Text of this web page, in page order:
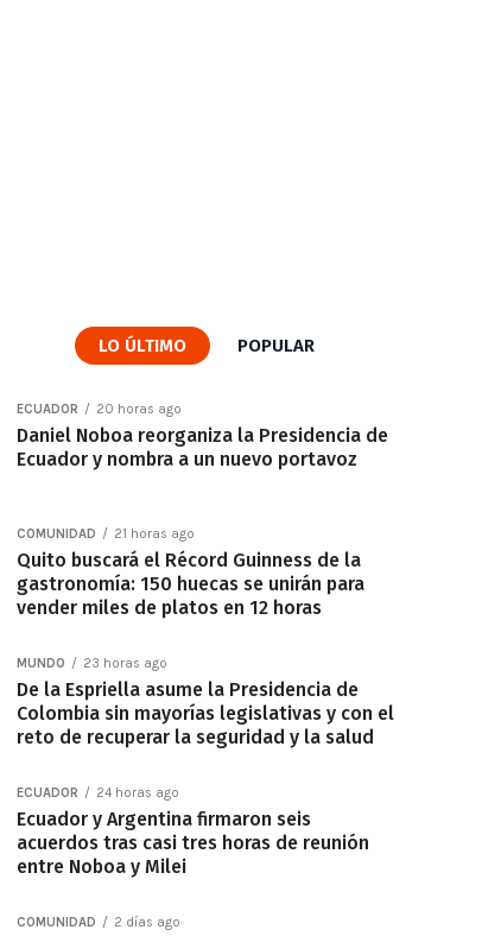
LO ÚLTIMO POPULAR
ECUADOR 20 horas ago
Daniel Noboa reorganiza la Presidencia de
Ecuador y nombra a un nuevo portavoz
COMUNIDAD 21 horas ago
Quito buscará el Récord Guinness de la
gastronomía: 150 huecas se unirán para
vender miles de platos en 12 horas
MUNDO 23 horas ago
De la Espriella asume la Presidencia de
Colombia sin mayorías legislativas y con el
reto de recuperar la seguridad y la salud
ECUADOR 24 horas ago
Ecuador y Argentina firmaron seis
acuerdos tras casi tres horas de reunión
entre Noboa y Milei
COMUNIDAD 2 días ago